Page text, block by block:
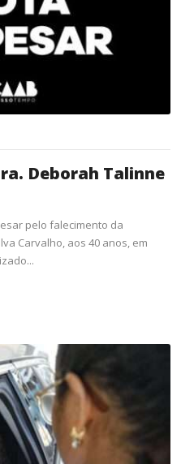
Deborah Talinne
pelo falecimento da
Carvalho, aos 40 anos, em